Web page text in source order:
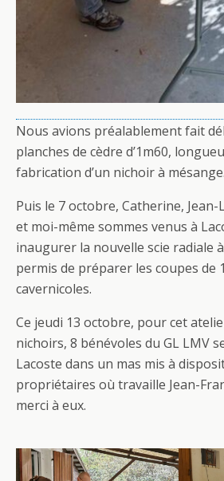
Nous avions préalablement fait
planches de cèdre d’1m60,
fabrication d’un nichoir à mésange.
Puis le 7 octobre, Catherine, Jean-
et moi-même sommes venus à
inaugurer la nouvelle scie radiale
permis de préparer les coupes de
cavernicoles.
Ce jeudi 13 octobre, pour cet
nichoirs, 8 bénévoles du GL LMV
Lacoste dans un mas mis à
propriétaires où travaille Jean-
merci à eux.